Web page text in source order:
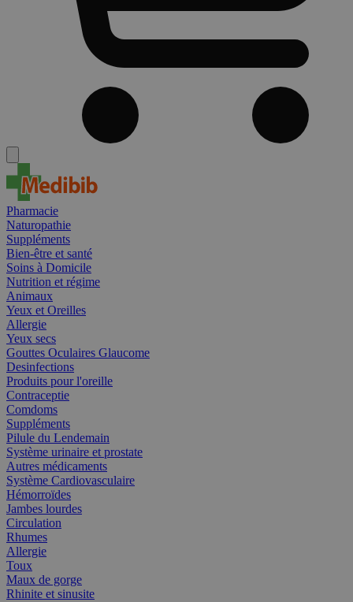
Pharmacie
Naturopathie
Suppléments
Bien-être et santé
Soins à Domicile
Nutrition et régime
Animaux
Yeux et Oreilles
Allergie
Yeux secs
Gouttes Oculaires Glaucome
Desinfections
Produits pour l'oreille
Contraceptie
Comdoms
Suppléments
Pilule du Lendemain
Système urinaire et prostate
Autres médicaments
Système Cardiovasculaire
Hémorroïdes
Jambes lourdes
Circulation
Rhumes
Allergie
Toux
Maux de gorge
Rhinite et sinusite